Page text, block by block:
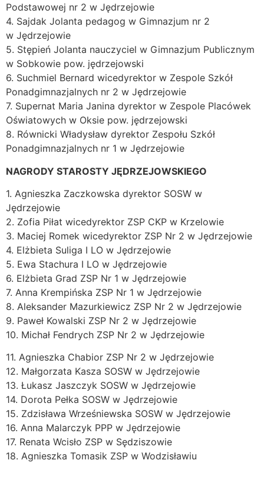
Podstawowej nr 2 w Jędrzejowie
4. Sajdak Jolanta pedagog w Gimnazjum nr 2
w Jędrzejowie
5. Stępień Jolanta nauczyciel w Gimnazjum Publicznym
w Sobkowie pow. jędrzejowski
6. Suchmiel Bernard wicedyrektor w Zespole Szkół
Ponadgimnazjalnych nr 2 w Jędrzejowie
7. Supernat Maria Janina dyrektor w Zespole Placówek
Oświatowych w Oksie pow. jędrzejowski
8. Równicki Władysław dyrektor Zespołu Szkół
Ponadgimnazjalnych nr 1 w Jędrzejowie
NAGRODY STAROSTY JĘDRZEJOWSKIEGO
1. Agnieszka Zaczkowska dyrektor SOSW w
Jędrzejowie
2. Zofia Piłat wicedyrektor ZSP CKP w Krzelowie
3. Maciej Romek wicedyrektor ZSP Nr 2 w Jędrzejowie
4. Elżbieta Suliga I LO w Jędrzejowie
5. Ewa Stachura I LO w Jędrzejowie
6. Elżbieta Grad ZSP Nr 1 w Jędrzejowie
7. Anna Krempińska ZSP Nr 1 w Jędrzejowie
8. Aleksander Mazurkiewicz ZSP Nr 2 w Jędrzejowie
9. Paweł Kowalski ZSP Nr 2 w Jędrzejowie
10. Michał Fendrych ZSP Nr 2 w Jędrzejowie
11. Agnieszka Chabior ZSP Nr 2 w Jędrzejowie
12. Małgorzata Kasza SOSW w Jędrzejowie
13. Łukasz Jaszczyk SOSW w Jędrzejowie
14. Dorota Pełka SOSW w Jędrzejowie
15. Zdzisława Wrześniewska SOSW w Jędrzejowie
16. Anna Malarczyk PPP w Jędrzejowie
17. Renata Wcisło ZSP w Sędziszowie
18. Agnieszka Tomasik ZSP w Wodzisławiu